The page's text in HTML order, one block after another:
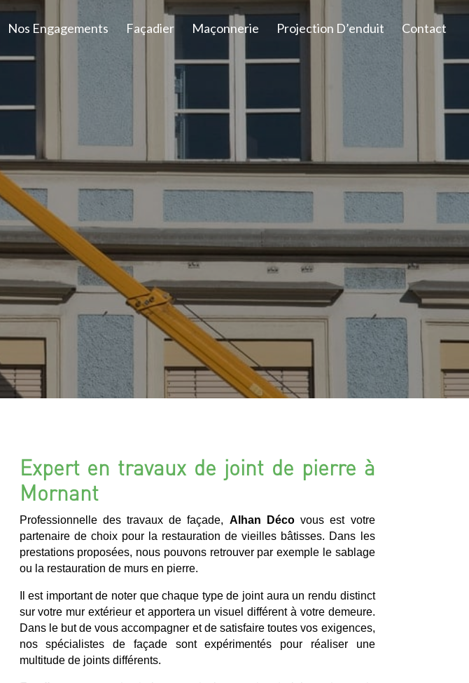
Nos Engagements Façadier Maçonnerie Projection D’enduit Contact
Expert en travaux de joint de pierre à
Mornant
Professionnelle des travaux de façade, Alhan Décovous est votre
partenaire de choix pour la restauration de vieilles bâtisses. Dans les
prestations proposées, nous pouvons retrouver par exemple le sablage
ou la restauration de murs en pierre.
Il est important de noter que chaque type de joint aura un rendu distinct
sur votre mur extérieur et apportera un visuel différent à votre demeure.
Dans le but de vous accompagner et de satisfaire toutes vos exigences,
nos spécialistes de façade sont expérimentés pour réaliser une
multitude de joints différents.